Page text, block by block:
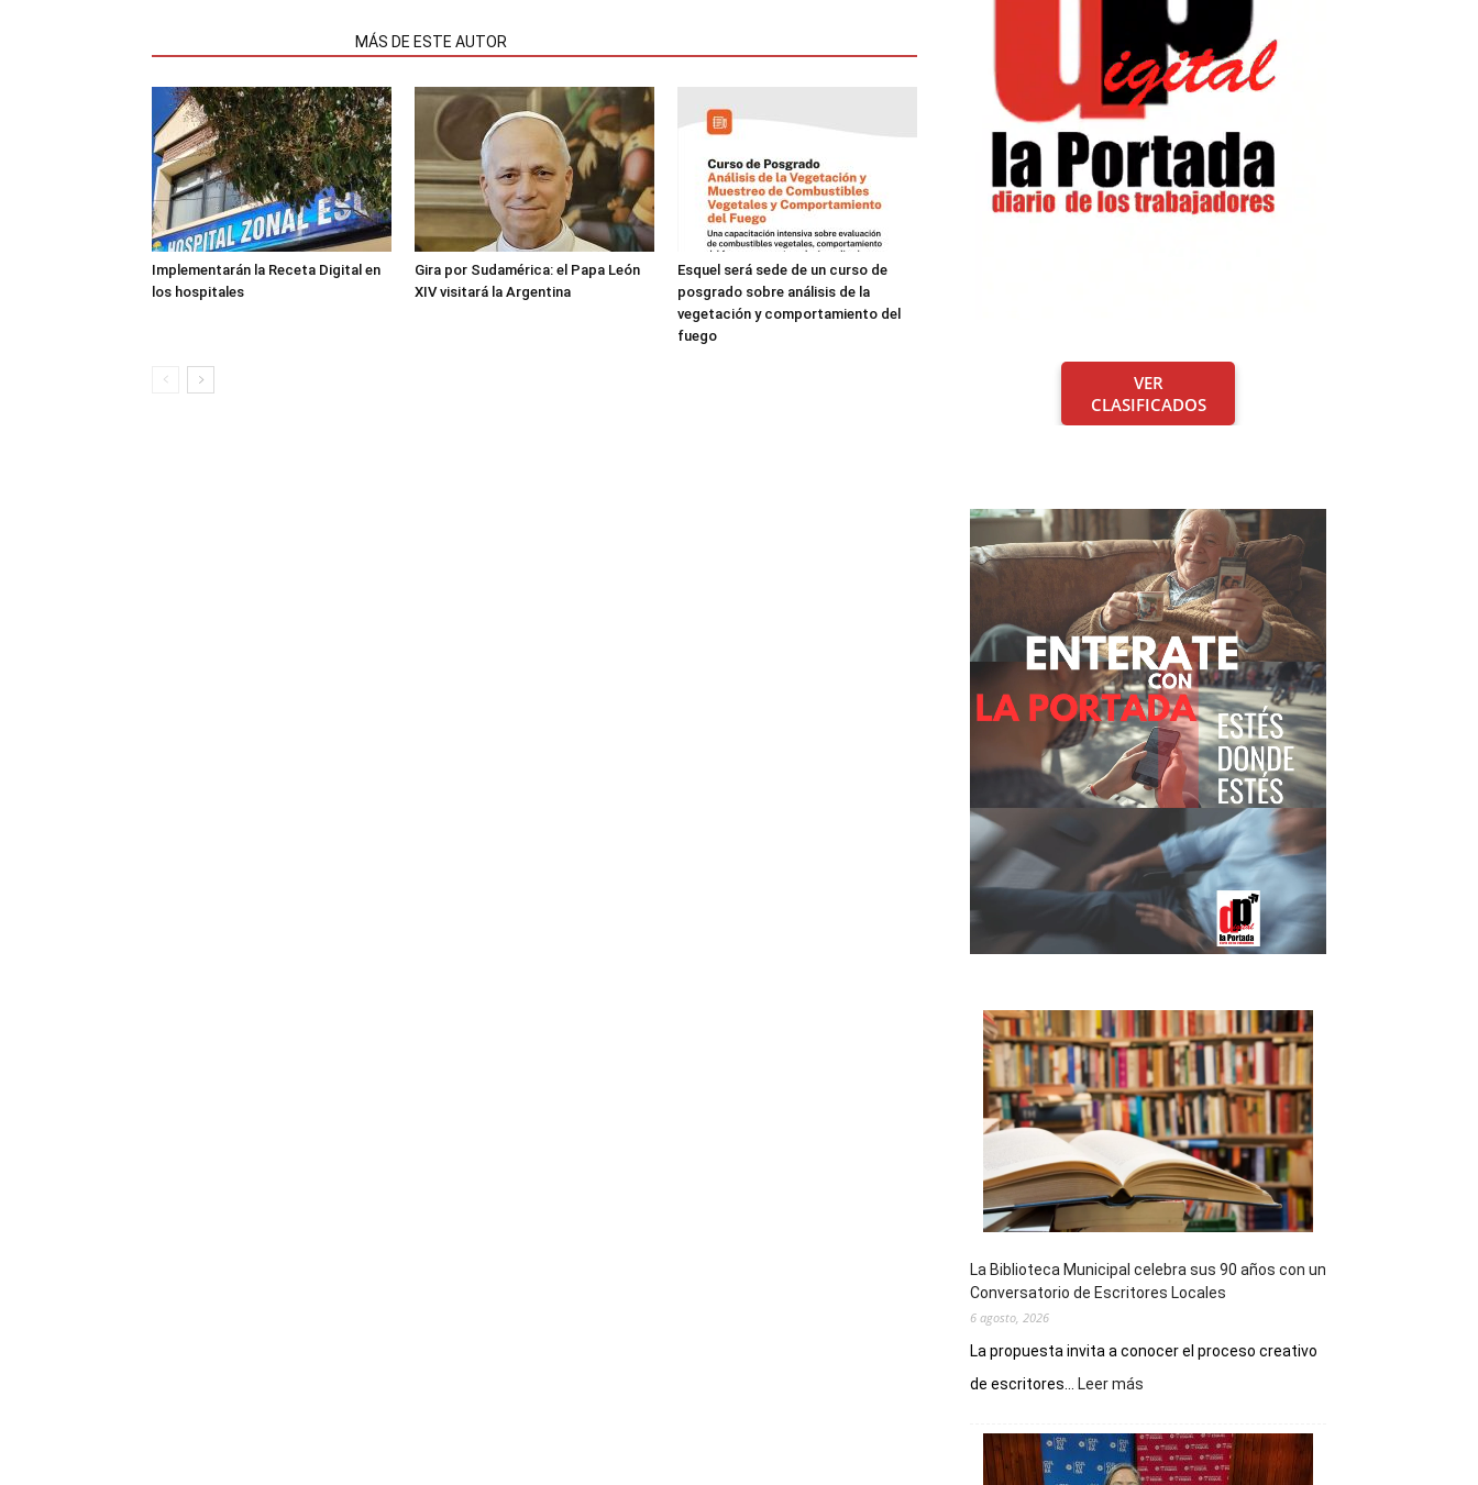
MÁS DE ESTE AUTOR
Implementarán la Receta Digital en
los hospitales
Gira por Sudamérica: el Papa León
XIV visitará la Argentina
Esquel será sede de un curso de
posgrado sobre análisis de la
vegetación y comportamiento del
fuego
VER
CLASIFICADOS
La Biblioteca Municipal celebra sus 90 años con un
Conversatorio de Escritores Locales
6 agosto, 2026
La propuesta invita a conocer el proceso creativo
de escritores...
Leer más
Municipal
celebra